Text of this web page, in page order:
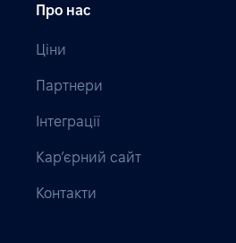
Про нас
Ціни
Партнери
Інтеграції
Кар’єрний сайт
Контакти